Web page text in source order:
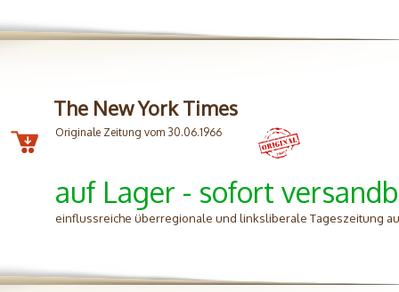
The New York Times
Originale Zeitung vom 30.06.1966
auf Lager - sofort
einflussreiche überregionale und linksliberale Tageszeitung